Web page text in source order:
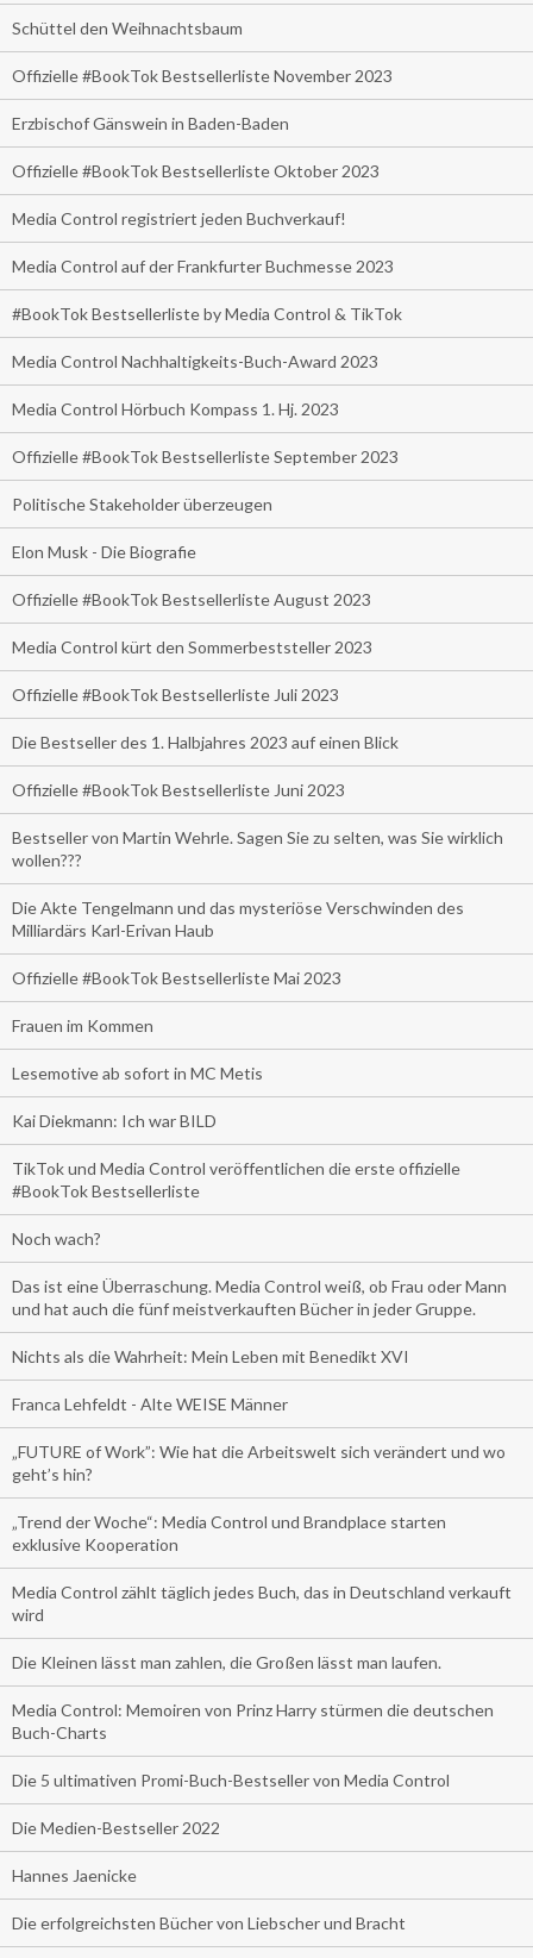
Schüttel den Weihnachtsbaum
Offizielle #BookTok Bestsellerliste November 2023
Erzbischof Gänswein in Baden-Baden
Offizielle #BookTok Bestsellerliste Oktober 2023
Media Control registriert jeden Buchverkauf!
Media Control auf der Frankfurter Buchmesse 2023
#BookTok Bestsellerliste by Media Control & TikTok
Media Control Nachhaltigkeits-Buch-Award 2023
Media Control Hörbuch Kompass 1. Hj. 2023
Offizielle #BookTok Bestsellerliste September 2023
Politische Stakeholder überzeugen
Elon Musk - Die Biografie
Offizielle #BookTok Bestsellerliste August 2023
Media Control kürt den Sommerbeststeller 2023
Offizielle #BookTok Bestsellerliste Juli 2023
Die Bestseller des 1. Halbjahres 2023 auf einen Blick
Offizielle #BookTok Bestsellerliste Juni 2023
Bestseller von Martin Wehrle. Sagen Sie zu selten, was Sie wirklich
wollen???
Die Akte Tengelmann und das mysteriöse Verschwinden des
Milliardärs Karl-Erivan Haub
Offizielle #BookTok Bestsellerliste Mai 2023
Frauen im Kommen
Lesemotive ab sofort in MC Metis
Kai Diekmann: Ich war BILD
TikTok und Media Control veröffentlichen die erste offizielle
#BookTok Bestsellerliste
Noch wach?
Das ist eine Überraschung. Media Control weiß, ob Frau oder Mann
und hat auch die fünf meistverkauften Bücher in jeder Gruppe.
Nichts als die Wahrheit: Mein Leben mit Benedikt XVI
Franca Lehfeldt - Alte WEISE Männer
„FUTURE of Work”: Wie hat die Arbeitswelt sich verändert und wo
geht’s hin?
„Trend der Woche“: Media Control und Brandplace starten
exklusive Kooperation
Media Control zählt täglich jedes Buch, das in Deutschland verkauft
wird
Die Kleinen lässt man zahlen, die Großen lässt man laufen.
Media Control: Memoiren von Prinz Harry stürmen die deutschen
Buch-Charts
Die 5 ultimativen Promi-Buch-Bestseller von Media Control
Die Medien-Bestseller 2022
Hannes Jaenicke
Die erfolgreichsten Bücher von Liebscher und Bracht